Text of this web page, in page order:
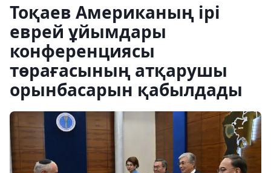
Тоқаев Американың ірі
еврей ұйымдары
конференциясы
төрағасының атқарушы
орынбасарын қабылдады